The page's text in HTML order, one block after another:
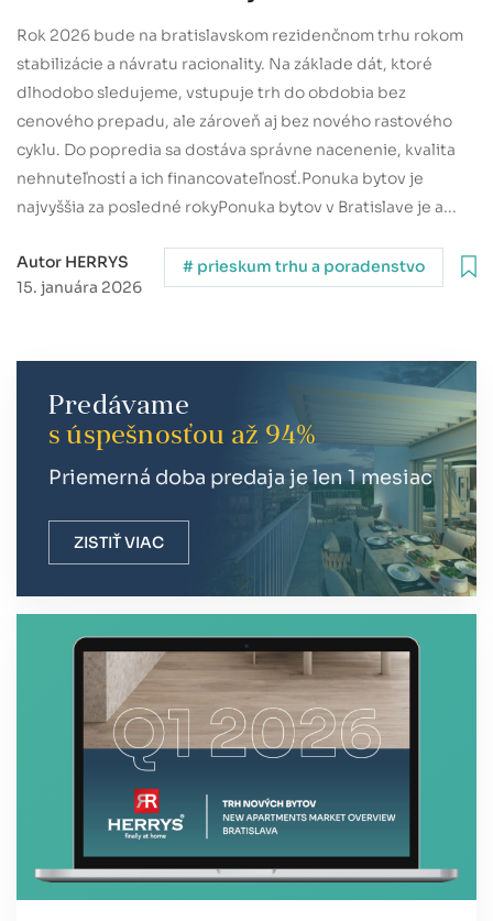
Rok 2026 bude na bratislavskom rezidenčnom trhu rokom
stabilizácie a návratu racionality. Na základe dát, ktoré
dlhodobo sledujeme, vstupuje trh do obdobia bez
cenového prepadu, ale zároveň aj bez nového rastového
cyklu. Do popredia sa dostáva správne nacenenie, kvalita
nehnuteľností a ich financovateľnosť.Ponuka bytov je
najvyššia za posledné rokyPonuka bytov v Bratislave je a...
Autor HERRYS
15. januára 2026
# prieskum trhu a poradenstvo
Predávame
s úspešnosťou až 94%
Priemerná doba predaja je len 1 mesiac
ZISTIŤ VIAC